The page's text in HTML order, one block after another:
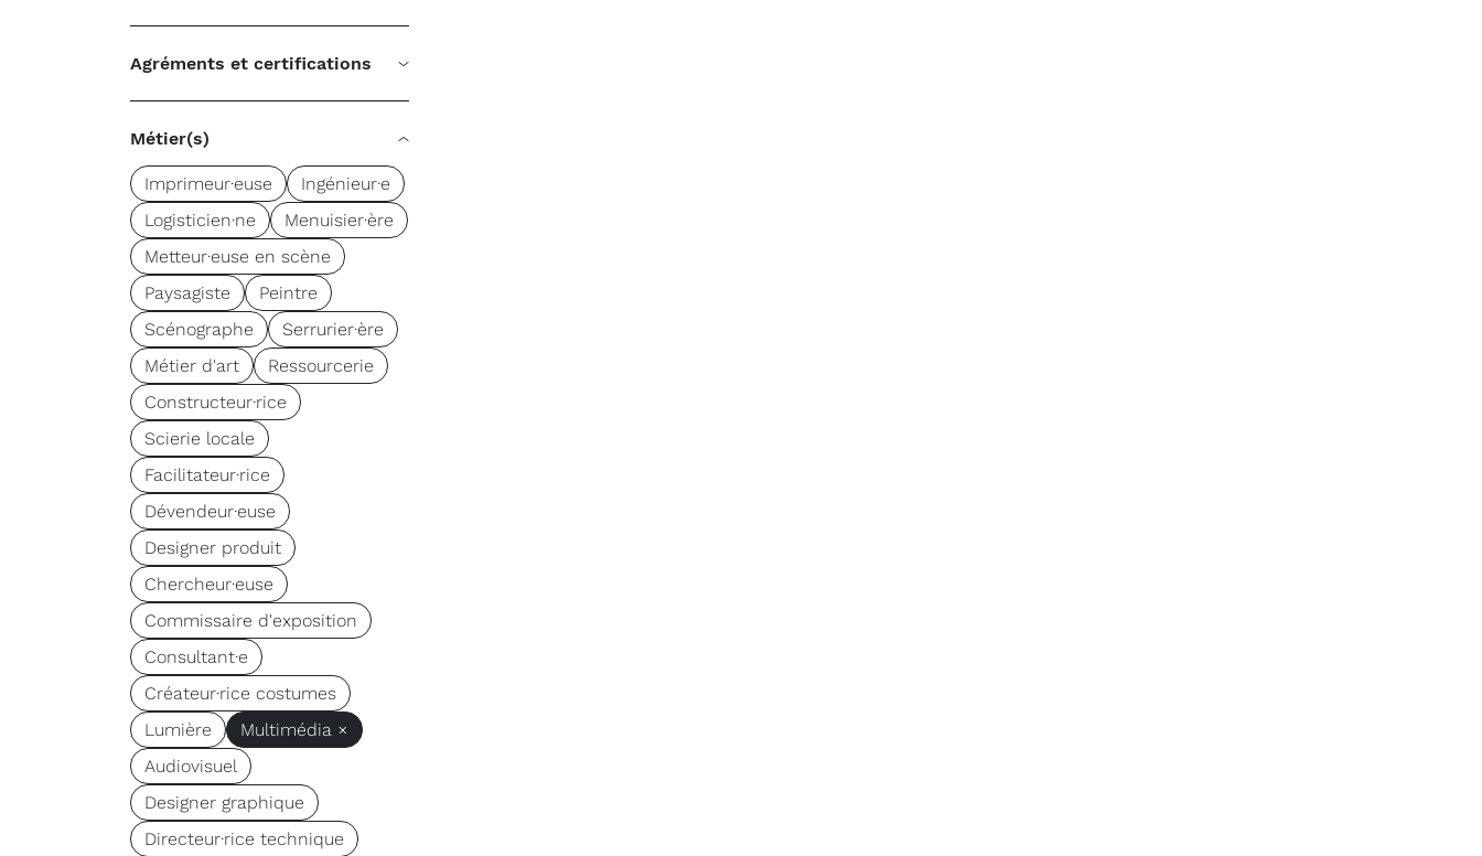
Agréments et certifications
Métier(s)
Imprimeur·euse
Ingénieur·e
Logisticien·ne
Menuisier·ère
Metteur·euse en scène
Paysagiste
Peintre
Scénographe
Serrurier·ère
Métier d'art
Ressourcerie
Constructeur·rice
Scierie locale
Facilitateur·rice
Dévendeur·euse
Designer produit
Chercheur·euse
Commissaire d'exposition
Consultant·e
Créateur·rice costumes
Lumière
Multimédia ×
Audiovisuel
Designer graphique
Directeur·rice technique